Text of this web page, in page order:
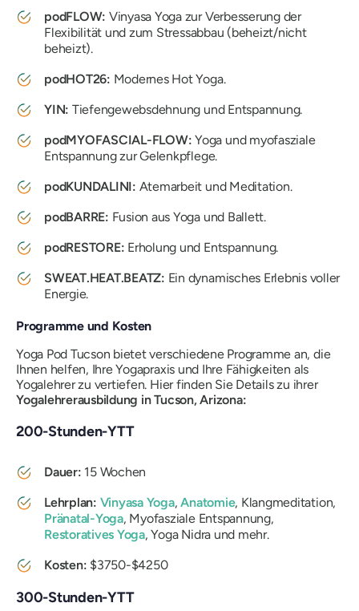
podFLOW: Vinyasa Yoga zur Verbesserung der
Flexibilität und zum Stressabbau (beheizt/nicht
beheizt).
podHOT26: Modernes Hot Yoga.
YIN: Tiefengewebsdehnung und Entspannung.
podMYOFASCIAL-FLOW: Yoga und myofasziale
Entspannung zur Gelenkpflege.
podKUNDALINI: Atemarbeit und Meditation.
podBARRE: Fusion aus Yoga und Ballett.
podRESTORE: Erholung und Entspannung.
SWEAT.HEAT.BEATZ: Ein dynamisches Erlebnis voller
Energie.
Programme und Kosten
Yoga Pod Tucson bietet verschiedene Programme an, die
Ihnen helfen, Ihre Yogapraxis und Ihre Fähigkeiten als
Yogalehrer zu vertiefen. Hier finden Sie Details zu ihrer
Yogalehrerausbildung in Tucson, Arizona:
200-Stunden-YTT
Dauer: 15 Wochen
Lehrplan: Vinyasa Yoga,Anatomie, Klangmeditation,
Pränatal-Yoga, Myofasziale Entspannung,
Restoratives Yoga, Yoga Nidra und mehr.
Kosten: $3750-$4250
300-Stunden-YTT